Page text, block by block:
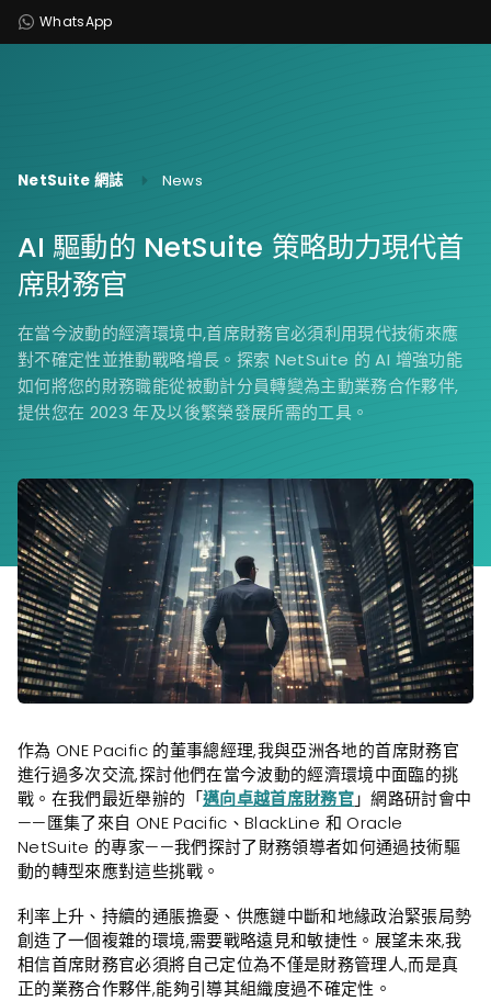
WhatsApp
NetSuite 網誌 News
AI 驅動的 NetSuite 策略助力現代首
席財務官
在當今波動的經濟環境中,首席財務官必須利用現代技術來應
對不確定性並推動戰略增長。探索 NetSuite 的 AI 增強功能
如何將您的財務職能從被動計分員轉變為主動業務合作夥伴,
提供您在 2023 年及以後繁榮發展所需的工具。
作為 ONE Pacific 的董事總經理,我與亞洲各地的首席財務官
進行過多次交流,探討他們在當今波動的經濟環境中面臨的挑
戰。在我們最近舉辦的「邁向卓越首席財務官」網路研討會中
——匯集了來自 ONE Pacific、BlackLine 和 Oracle
NetSuite 的專家——我們探討了財務領導者如何通過技術驅
動的轉型來應對這些挑戰。
利率上升、持續的通脹擔憂、供應鏈中斷和地緣政治緊張局勢
創造了一個複雜的環境,需要戰略遠見和敏捷性。展望未來,我
相信首席財務官必須將自己定位為不僅是財務管理人,而是真
正的業務合作夥伴,能夠引導其組織度過不確定性。